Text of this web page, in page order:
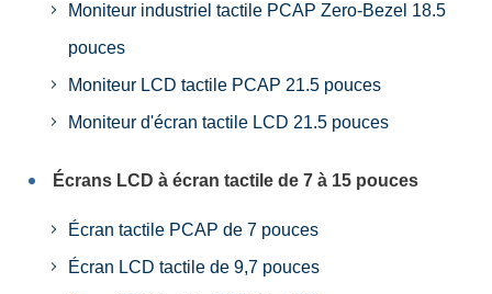
Moniteur industriel tactile PCAP Zero-Bezel 18.5
pouces
Moniteur LCD tactile PCAP 21.5 pouces
Moniteur d'écran tactile LCD 21.5 pouces
Écrans LCD à écran tactile de 7 à 15 pouces
Écran tactile PCAP de 7 pouces
Écran LCD tactile de 9,7 pouces